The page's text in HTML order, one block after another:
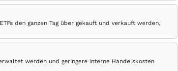
den ganzen Tag über gekauft und verkauft werden,
werden und geringere interne Handelskosten